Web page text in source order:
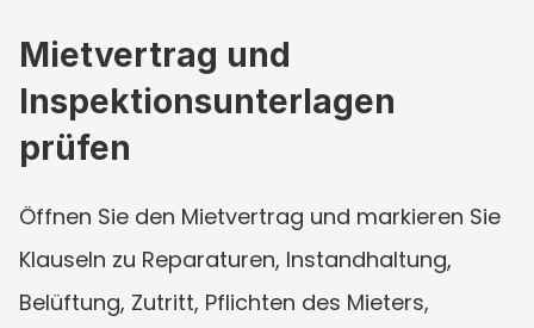
Mietvertrag und
Inspektionsunterlagen
prüfen
Öffnen Sie den Mietvertrag und markieren Sie
Klauseln zu Reparaturen, Instandhaltung,
Belüftung, Zutritt, Pflichten des Mieters,